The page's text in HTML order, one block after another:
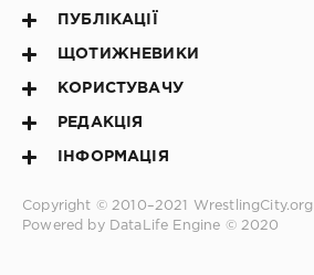
ПУБЛІКАЦІЇ
ЩОТИЖНЕВИКИ
КОРИСТУВАЧУ
РЕДАКЦІЯ
ІНФОРМАЦІЯ
Copyright © 2010–2021
WrestlingCity.org
Powered by DataLife Engine © 2020